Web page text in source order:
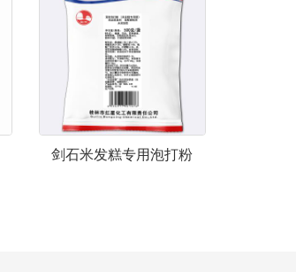
剑石米发糕专用泡打粉